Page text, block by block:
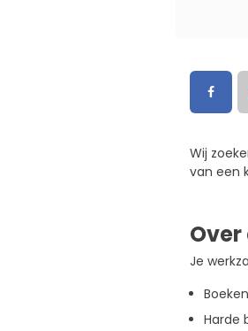
Wij
van een
Je
Harde